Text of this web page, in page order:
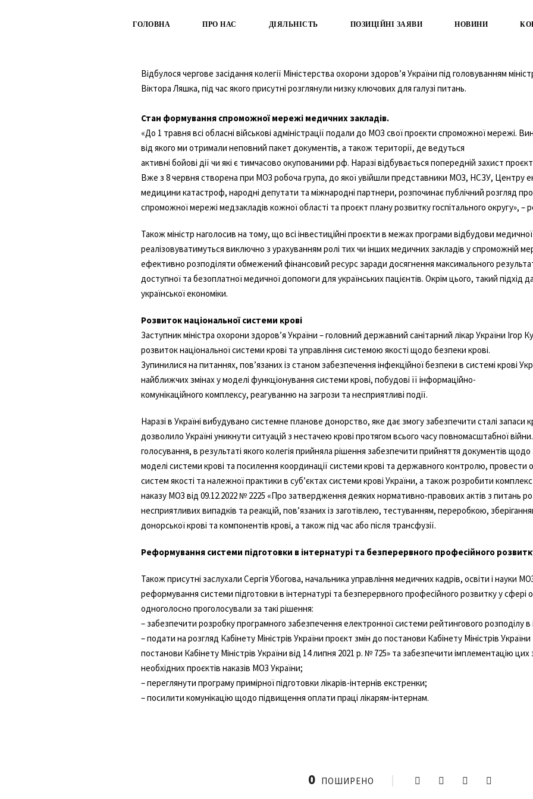
ГОЛОВНА ПРО НАС ДІЯЛЬНІСТЬ ПОЗИЦІЙНІ ЗАЯВИ НОВИНИ
Відбулося чергове засідання колегії Міністерства охорони здоров’я України під головуванням
Віктора Ляшка, під час якого присутні розглянули низку ключових для галузі питань.
Стан формування спроможної мережі медичних закладів.
«До 1 травня всі обласні військові адміністрації подали до МОЗ свої проєкти спроможної мережі.
від якого ми отримали неповний пакет документів, а також території, де ведуться
активні бойові дії чи які є тимчасово окупованими рф. Наразі відбувається попередній захист
Вже з 8 червня створена при МОЗ робоча група, до якої увійшли представники МОЗ, НСЗУ, Центру
медицини катастроф, народні депутати та міжнародні партнери, розпочинає публічний розгляд
спроможної мережі медзакладів кожної області та проєкт плану розвитку госпітального округу», –
Також міністр наголосив на тому, що всі інвестиційні проєкти в межах програми відбудови
реалізовуватимуться виключно з урахуванням ролі тих чи інших медичних закладів у спроможній
ефективно розподіляти обмежений фінансовий ресурс заради досягнення максимального
доступної та безоплатної медичної допомоги для українських пацієнтів. Окрім цього, такий підхід
української економіки.
Розвиток національної системи крові
Заступник міністра охорони здоров’я України – головний державний санітарний лікар України Ігор
розвиток національної системи крові та управління системою якості щодо безпеки крові.
Зупинилися на питаннях, повʼязаних із станом забезпечення інфекційної безпеки в системі крові
найближчих змінах у моделі функціонування системи крові, побудові її інформаційно-
комунікаційного комплексу, реагуванню на загрози та несприятливі події.
Наразі в Україні вибудувано системне планове донорство, яке дає змогу забезпечити сталі запаси
дозволило Україні уникнути ситуацій з нестачею крові протягом всього часу повномасштабної
голосування, в результаті якого колегія прийняла рішення забезпечити прийняття документів щодо
моделі системи крові та посилення координації системи крові та державного контролю, провести
систем якості та належної практики в субʼєктах системи крові України, а також розробити
наказу МОЗ від 09.12.2022 № 2225 «Про затвердження деяких нормативно-правових актів з питань
несприятливих випадків та реакцій, пов’язаних із заготівлею, тестуванням, переробкою,
донорської крові та компонентів крові, а також під час або після трансфузії.
Реформування системи підготовки в інтернатурі та безперервного професійного
Також присутні заслухали Сергія Убогова, начальника управління медичних кадрів, освіти і науки
реформування системи підготовки в інтернатурі та безперервного професійного розвитку у сфері
одноголосно проголосували за такі рішення:
– забезпечити розробку програмного забезпечення електронної системи рейтингового розподілу в
– подати на розгляд Кабінету Міністрів України проєкт змін до постанови Кабінету Міністрів
постанови Кабінету Міністрів України від 14 липня 2021 р. № 725» та забезпечити імплементацію
необхідних проєктів наказів МОЗ України;
– переглянути програму примірної підготовки лікарів-інтернів екстренки;
– посилити комунікацію щодо підвищення оплати праці лікарям-інтернам.
0 ПОШИРЕНО